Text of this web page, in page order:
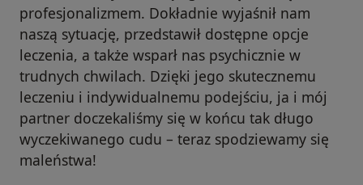
profesjonalizmem. Dokładnie wyjaśnił nam
naszą sytuację, przedstawił dostępne opcje
leczenia, a także wsparł nas psychicznie w
trudnych chwilach. Dzięki jego skutecznemu
leczeniu i indywidualnemu podejściu, ja i mój
partner doczekaliśmy się w końcu tak długo
wyczekiwanego cudu – teraz spodziewamy się
maleństwa!